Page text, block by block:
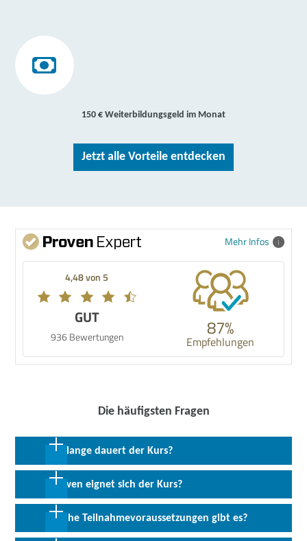
150 € Weiterbildungsgeld im Monat
Jetzt alle Vorteile entdecken
Mehr Infos
4,48 von 5
GUT
936 Bewertungen 87%
Empfehlungen
Die häufigsten Fragen
Wie lange dauert der Kurs?
24 Monate in Vollzeit inkl. 9 Monate Praktikum
Für wen eignet sich der Kurs?
Die Umschulung eignet sich für Arbeitssuchende mit oder ohne
Berufsausbildung, die sich für eine kaufmännische Tätigkeit im IT-
Welche Teilnahmevoraussetzungen gibt es?